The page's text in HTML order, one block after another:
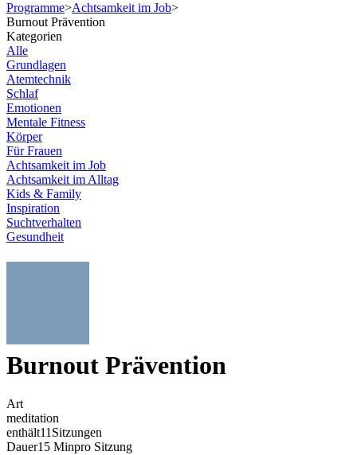
Programme>Achtsamkeit im Job>
Burnout Prävention
Kategorien
Alle
Grundlagen
Atemtechnik
Schlaf
Emotionen
Mentale Fitness
Körper
Für Frauen
Achtsamkeit im Job
Achtsamkeit im Alltag
Kids & Family
Inspiration
Suchtverhalten
Gesundheit
Burnout Prävention
Art
meditation
enthält11 Sitzungen
Dauer15 Minpro Sitzung